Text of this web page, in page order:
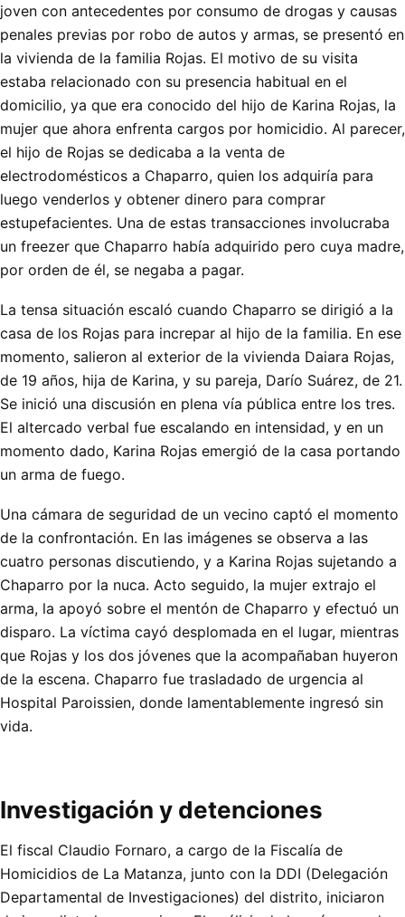
joven con antecedentes por consumo de drogas y causas
penales previas por robo de autos y armas, se presentó en
la vivienda de la familia Rojas. El motivo de su visita
estaba relacionado con su presencia habitual en el
domicilio, ya que era conocido del hijo de Karina Rojas, la
mujer que ahora enfrenta cargos por homicidio. Al parecer,
el hijo de Rojas se dedicaba a la venta de
electrodomésticos a Chaparro, quien los adquiría para
luego venderlos y obtener dinero para comprar
estupefacientes. Una de estas transacciones involucraba
un freezer que Chaparro había adquirido pero cuya madre,
por orden de él, se negaba a pagar.
La tensa situación escaló cuando Chaparro se dirigió a la
casa de los Rojas para increpar al hijo de la familia. En ese
momento, salieron al exterior de la vivienda Daiara Rojas,
de 19 años, hija de Karina, y su pareja, Darío Suárez, de 21.
Se inició una discusión en plena vía pública entre los tres.
El altercado verbal fue escalando en intensidad, y en un
momento dado, Karina Rojas emergió de la casa portando
un arma de fuego.
Una cámara de seguridad de un vecino captó el momento
de la confrontación. En las imágenes se observa a las
cuatro personas discutiendo, y a Karina Rojas sujetando a
Chaparro por la nuca. Acto seguido, la mujer extrajo el
arma, la apoyó sobre el mentón de Chaparro y efectuó un
disparo. La víctima cayó desplomada en el lugar, mientras
que Rojas y los dos jóvenes que la acompañaban huyeron
de la escena. Chaparro fue trasladado de urgencia al
Hospital Paroissien, donde lamentablemente ingresó sin
vida.
Investigación y detenciones
El fiscal Claudio Fornaro, a cargo de la Fiscalía de
Homicidios de La Matanza, junto con la DDI (Delegación
Departamental de Investigaciones) del distrito, iniciaron